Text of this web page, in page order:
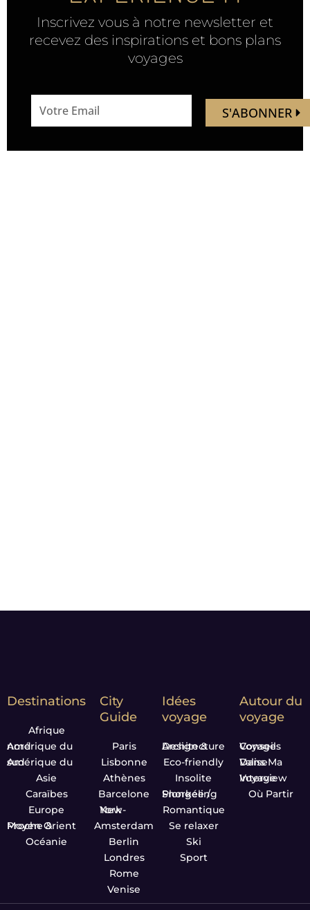
Inscrivez vous à notre newsletter et
recevez des inspirations et bons plans
voyages
address
S'ABONNER
Destinations
Afrique
Amérique du nord
Amérique du sud
Asie
Caraïbes
Europe
Proche & Moyen Orient
Océanie
City
Guide
Paris
Lisbonne
Athènes
Barcelone
New-York
Amsterdam
Berlin
Londres
Rome
Venise
Idées
voyage
Design & Architecture
Eco-friendly
Insolite
Plongée / Snorkeling
Romantique
Se relaxer
Ski
Sport
Autour du
voyage
Conseils Voyage
Dans Ma Valise
Interview Voyage
Où Partir